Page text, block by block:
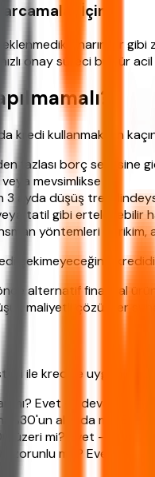
İçin
onarımlar
onay süreci bu tür
kredi kullanmaktan
fazlası borç servisine
veya mevsimlikse
3 ayda düşüş
tatil gibi ertelenebilir
yöntemleri (birikim,
çekimeyeceğiniz
alternatif finansal
maliyetli çözümler
ile krediye uygun olup
mı? Evet -> devam,
%30'un altında mı?
üzeri mi? Evet ->
zorunlu mu? Evet ->